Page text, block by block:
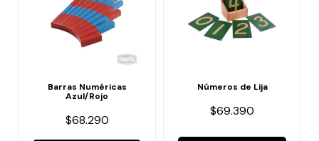
Barras Numéricas
Azul/Rojo
$68.290
Números de Lija
$69.390